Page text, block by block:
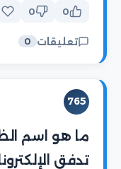
0
0
تعليقات 0
765
ما هو اسم
تدفق